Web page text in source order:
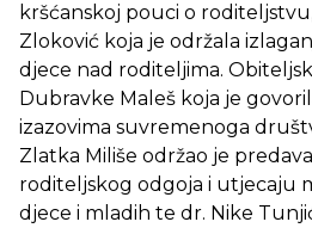
kršćanskoj pouci o
Zloković koja je održala
djece nad roditeljima.
Dubravke Maleš koja je
izazovima suvremenoga
Zlatka Miliše održao je
roditeljskog odgoja i utjecaju
djece i mladih te dr. Nike